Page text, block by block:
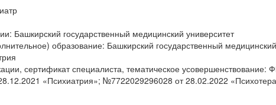
Башкирский государственный медицинский университет
образование: Башкирский государственный
сертификат специалиста, тематическое усовершенствование:
«Психиатрия»; №7722029296028 от 28.02.2022